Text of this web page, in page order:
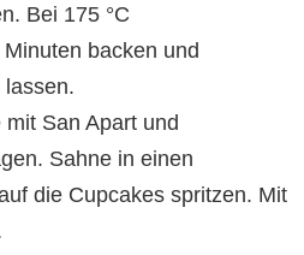
Bei 175 °C
backen und
San Apart und
Sahne in einen
die Cupcakes spritzen. Mit